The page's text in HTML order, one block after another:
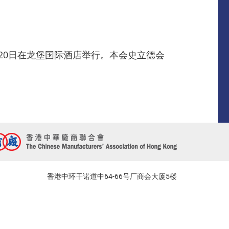
日在龙堡国际酒店举行。本会史立德会
香港中环干诺道中64-66号厂商会大厦5楼